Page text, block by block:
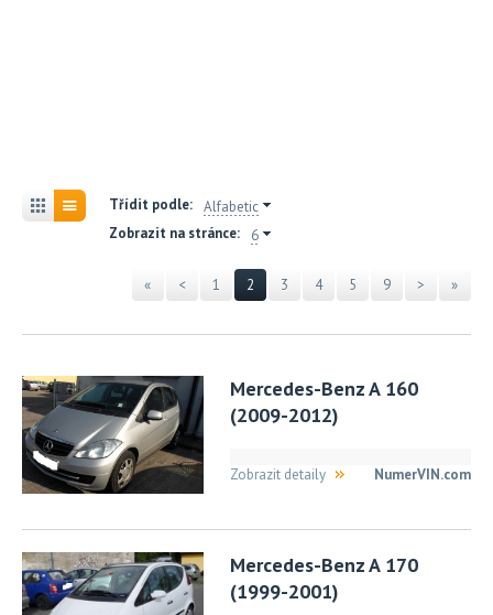
Třídit podle: Alfabetic
Zobrazit na stránce:
6
« < 1 2 3 4 5 9 > »
Mercedes-Benz A 160
(2009-2012)
NumerVIN.com
Zobrazit detaily
Mercedes-Benz A 170
(1999-2001)